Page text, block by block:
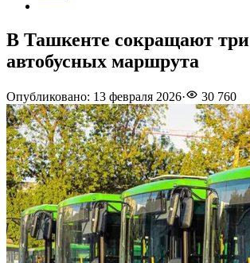
В Ташкенте сокращают три
автобусных маршрута
Опубликовано: 13 февраля 2026· 30 760